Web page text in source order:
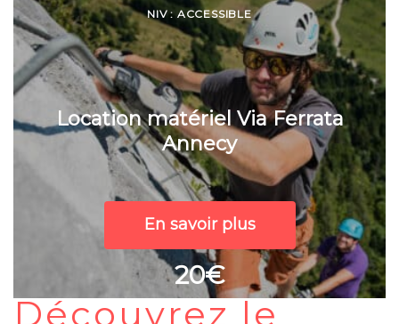
NIV : ACCESSIBLE
Location matériel Via Ferrata
Annecy
En savoir plus
20€
Découvrez le